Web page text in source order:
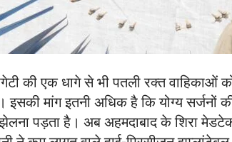
की एक धागे से भी पतली रक्त वाहिकाओं
इसकी मांग इतनी अधिक है कि योग्य सर्जनों
पड़ता है। अब अहमदाबाद के शिरा